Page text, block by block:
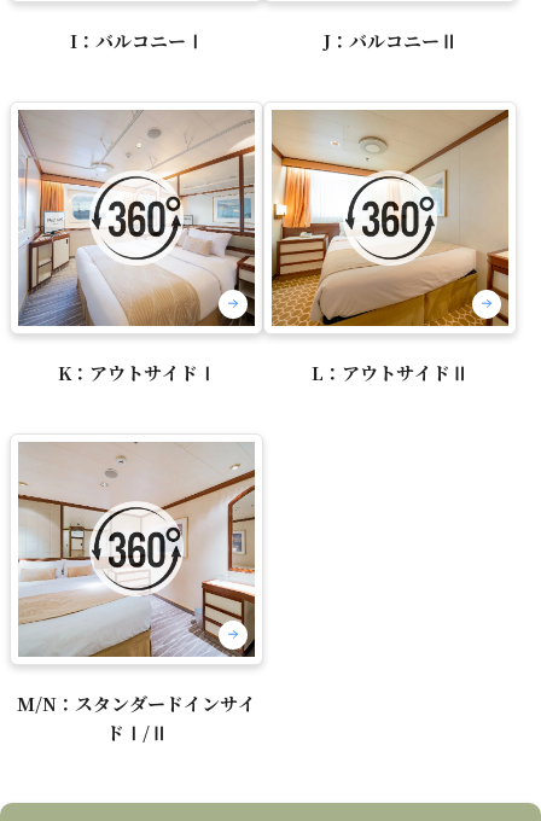
I：バルコニーⅠ J：バルコニーⅡ
K：アウトサイドⅠ L：アウトサイドⅡ
M/N：スタンダードインサイ
ドⅠ/Ⅱ